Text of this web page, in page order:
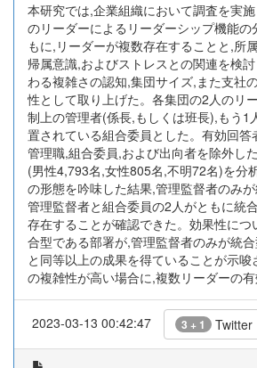
本研究では,企業組織において調査を実
のリーダーによるリーダーシップ機能の
もに,リーダーが複数存在することと,所
帰属意識,およびストレスとの関連を検
わる複雑さの認知,集団サイズ,また支社
性として取り上げた。各集団の2人のリ
制上の管理者(係長,もしくは班長),もう1
置されている組合委員とした。有効回
管理職,組合委員,および出向者を除外し
(男性4,793名,女性805名,不明72名)を分
の形態を吟味した結果,管理監督者のみ
管理監督者と組合委員の2人がともに統
存在することが確認できた。効果性に
合型である部署が,管理監督者のみが統
と同等以上の成果を得ていることが示
の複雑性が高い場合に,複数リーダーの有
2023-03-13 00:42:47 3 + 1 Twitter